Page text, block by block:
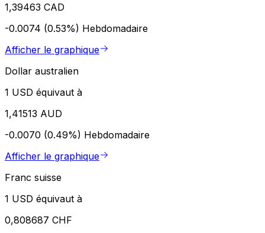
1,39463 CAD
-0.0074 (0.53%) Hebdomadaire
Afficher le graphique
Dollar australien
1 USD équivaut à
1,41513 AUD
-0.0070 (0.49%) Hebdomadaire
Afficher le graphique
Franc suisse
1 USD équivaut à
0,808687 CHF